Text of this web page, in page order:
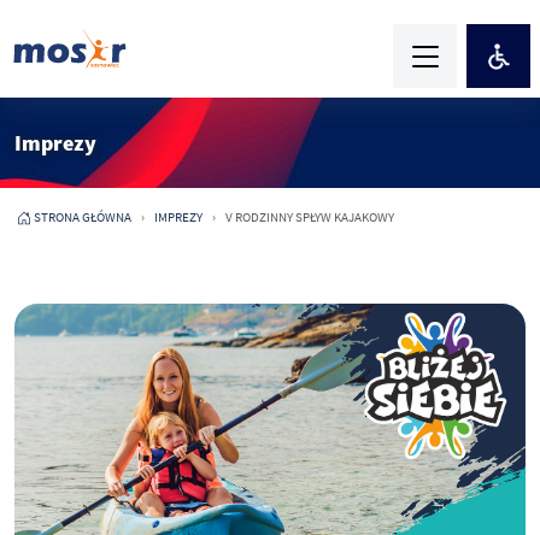
Imprezy
STRONA GŁÓWNA IMPREZY V RODZINNY SPŁYW KAJAKOWY